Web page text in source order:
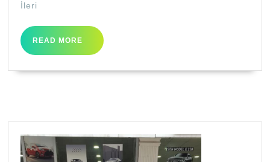
İleri
READ MORE
READ
MORE